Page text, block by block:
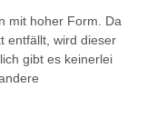
mit hoher Form. Da
entfällt, wird dieser
gibt es keinerlei